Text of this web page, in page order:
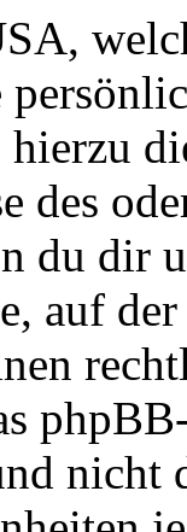
hierzu
des
du dir
auf
nicht